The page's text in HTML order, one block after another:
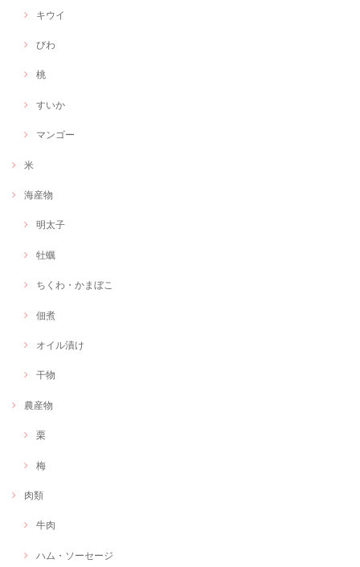
キウイ
びわ
桃
すいか
マンゴー
米
海産物
明太子
牡蠣
ちくわ・かまぼこ
佃煮
オイル漬け
干物
農産物
栗
梅
肉類
牛肉
ハム・ソーセージ